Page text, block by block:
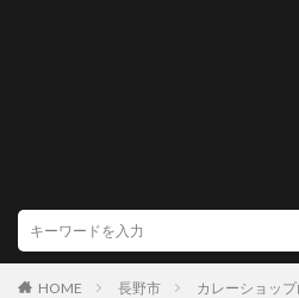
HOME 長野市 カレーショッ